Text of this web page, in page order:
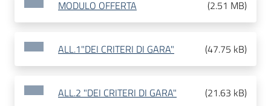
MODULO OFFERTA (2.51 MB)
ALL.1"DEI CRITERI DI GARA" (47.75 kB)
ALL.2 "DEI CRITERI DI GARA" (21.63 kB)